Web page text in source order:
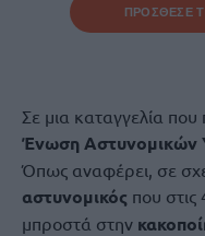
ΠΡΟΣΘΕΣΕ
Σε μια καταγγελία
Ένωση Αστυνομικών
Όπως αναφέρει, σε
αστυνομικός που
μπροστά στην